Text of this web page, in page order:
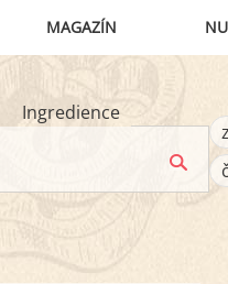
MAGAZÍN
Ingredience